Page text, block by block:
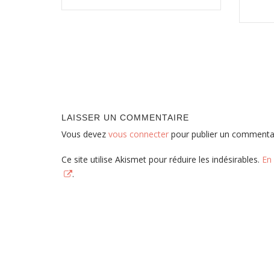
LAISSER UN COMMENTAIRE
Vous devez vous connecter pour publier un
Ce site utilise Akismet pour réduire les indésirables.
.